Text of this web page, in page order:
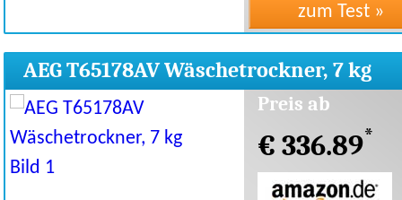
AEG T65178AV Wäschetrockner, 7 kg
Preis ab
€ 336.89*